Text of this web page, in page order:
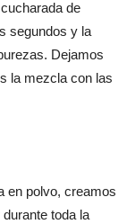
de
segundos y la
Dejamos
la mezcla con las
en polvo, creamos
toda la